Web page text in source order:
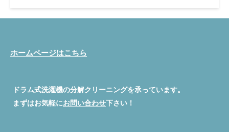
a { color: #fff; font-size: 16px; font-weight: bold; text-decoration:
index: 9999; transition: bottom 0.3s ease; box-shadow: 0 -2px
8px rgba(0,0,0,0.3); } #bottom-bar.show { bottom: 0; } #bottom-
リア 便利屋BUZZは東京都豊島区・板橋区・北区・練馬区・中野
カバー交換だけで臭いは消えますか？ A1. 破損が原因の場合は改
善しますが、内部汚れが広がっている場合は分解洗浄も必要で
合わせください。 Q4. 豊島区以外でも依頼できますか？ A4. 板橋
区・北区・練馬区・中野区・新宿区など近隣市も対応可能です。
関東全域出張OK。
公式LINEで相談・依頼する
専門店として、サービスを提供しているかといいますと、ドラム
他社との差別化を図る為に『分解清掃』『修理』『部品販売』の
ドラム洗濯機一括のサービス提供出来る会社を目指してドラム洗
feature=shared ◇◆◇◆◇◆◇◆◇◆◇◆◇◆◇◆◇◆◇◆◇
脱水カバー交換依頼する
◇◆◇◆◇◆◇◆◇◆◇◆◇◆◇◆◇◆◇◆◇ 『洗濯機』寿命
ホームページはこちら
ドラム式洗濯機の分解クリーニングを承っています。
まずはお気軽にお問い合わせ下さい！